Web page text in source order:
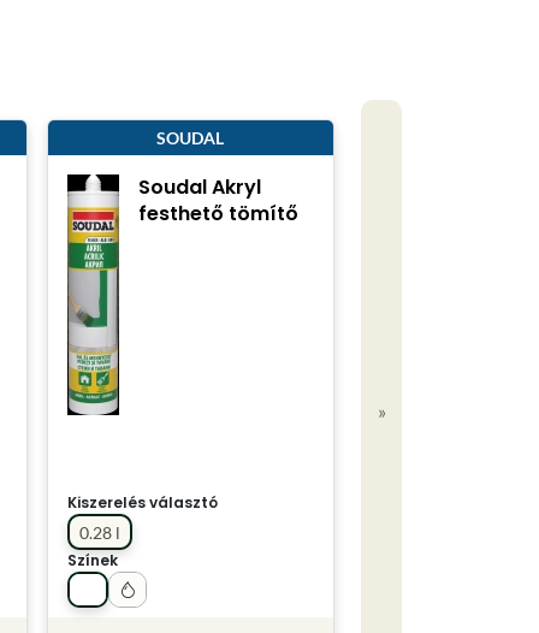
SOUDAL
Soudal Akryl
festhető tömítő
Kiszerelés választó
0.28 l
Színek
»